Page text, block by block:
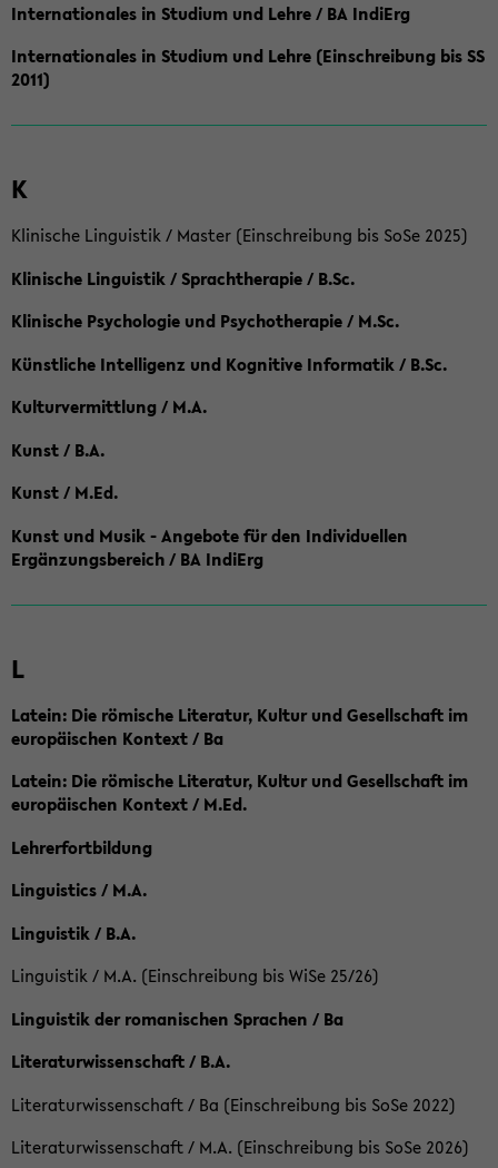
Internationales in Studium und Lehre / BA IndiErg
Internationales in Studium und Lehre (Einschreibung bis SS
2011)
K
Klinische Linguistik / Master (Einschreibung bis SoSe 2025)
Klinische Linguistik / Sprachtherapie / B.Sc.
Klinische Psychologie und Psychotherapie / M.Sc.
Künstliche Intelligenz und Kognitive Informatik / B.Sc.
Kulturvermittlung / M.A.
Kunst / B.A.
Kunst / M.Ed.
Kunst und Musik - Angebote für den Individuellen
Ergänzungsbereich / BA IndiErg
L
Latein: Die römische Literatur, Kultur und Gesellschaft im
europäischen Kontext / Ba
Latein: Die römische Literatur, Kultur und Gesellschaft im
europäischen Kontext / M.Ed.
Lehrerfortbildung
Linguistics / M.A.
Linguistik / B.A.
Linguistik / M.A. (Einschreibung bis WiSe 25/26)
Linguistik der romanischen Sprachen / Ba
Literaturwissenschaft / B.A.
Literaturwissenschaft / Ba (Einschreibung bis SoSe 2022)
Literaturwissenschaft / M.A. (Einschreibung bis SoSe 2026)